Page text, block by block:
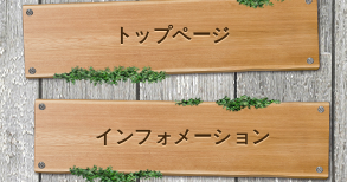
トップページ
インフォメーション